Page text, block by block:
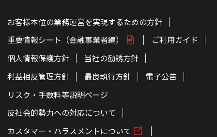
お客様本位の業務運営を実現するための方針
重要情報シート（金融事業者編）
ご利用ガイド
個人情報保護方針
当社の勧誘方針
利益相反管理方針
最良執行方針
電子公告
リスク・手数料等説明ページ
反社会的勢力への対応について
カスタマー・ハラスメントについて